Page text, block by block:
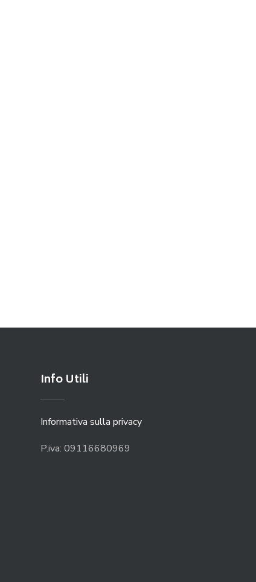
Info Utili
Informativa sulla privacy
P.iva: 09116680969